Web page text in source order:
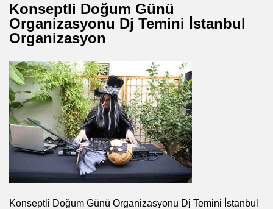
Konseptli Doğum Günü
Organizasyonu Dj Temini İstanbul
Organizasyon
Konseptli Doğum Günü Organizasyonu Dj Temini İstanbul